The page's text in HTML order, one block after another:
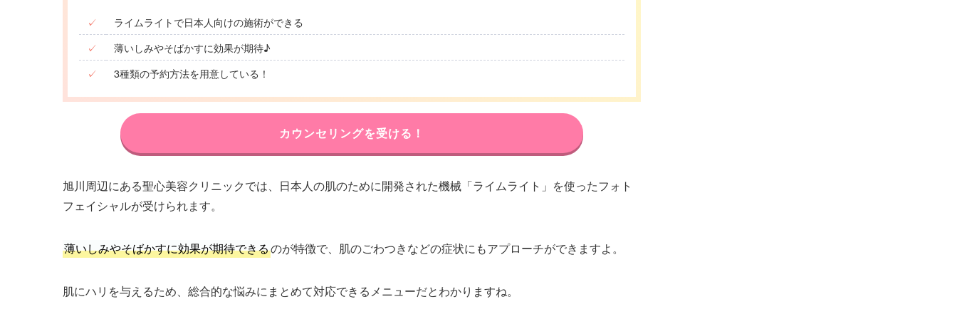
✓
ライムライトで日本人向けの施術ができる
✓
薄いしみやそばかすに効果が期待♪
✓
3種類の予約方法を用意している！
カウンセリングを受ける！
旭川周辺にある聖心美容クリニックでは、日本人の肌のために開発された機械「ライムライト」を使ったフォト
フェイシャルが受けられます。
薄いしみやそばかすに効果が期待できるのが特徴で、肌のごわつきなどの症状にもアプローチができますよ。
肌にハリを与えるため、総合的な悩みにまとめて対応できるメニューだとわかりますね。